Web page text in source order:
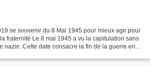
se souvenir du 8 Mai 1945 pour mieux agir pour
fraternité Le 8 mai 1945 a vu la capitulation sans
nazie. Cette date consacre la fin de la guerre en